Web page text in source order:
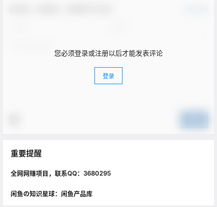
您必须登录或注册以后才能发表评论
登录
重要提醒
全网网赚项目，联系QQ：3680295
闲鱼の知识星球：闲鱼产品库